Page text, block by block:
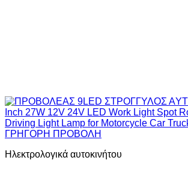
ΓΡΗΓΟΡΗ ΠΡΟΒΟΛΗ
Ηλεκτρολογικά αυτοκινήτου